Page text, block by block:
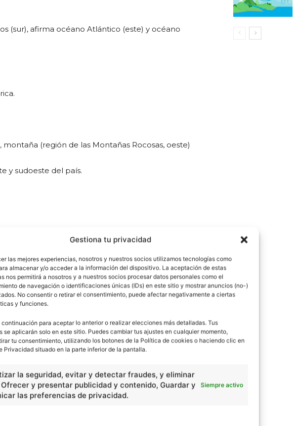
Gestiona tu privacidad
las mejores experiencias, nosotros y nuestros socios utilizamos tecnologías como
almacenar y/o acceder a la información del dispositivo. La aceptación de estas
nos permitirá a nosotros y a nuestros socios procesar datos personales como el
de navegación o identificaciones únicas (IDs) en este sitio y mostrar anuncios (no-)
No consentir o retirar el consentimiento, puede afectar negativamente a ciertas
y funciones.
para aceptar lo anterior o realizar elecciones más detalladas. Tus
se aplicarán solo en este sitio. Puedes cambiar tus ajustes en cualquier momento,
tu consentimiento, utilizando los botones de la Política de cookies o haciendo clic en
Privacidad situado en la parte inferior de la pantalla.
la seguridad, evitar y detectar fraudes, y eliminar
y presentar publicidad y contenido, Guardar y
las preferencias de privacidad.
Siempre activo
(sur), afirma océano Atlántico (este) y océano
(región de las Montañas Rocosas, oeste)
y sudoeste del país.
oro, plomo, potasio, diamantes, plata, carbón y
(0,65%) y otros (94.78%)
en los principales centros urbanos, contaminación
-